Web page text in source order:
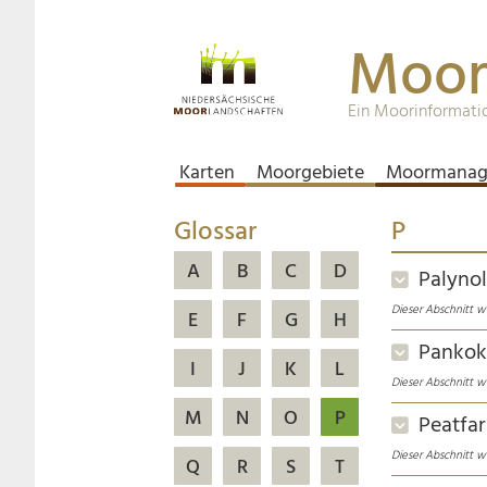
Ein
Karten Moorgebiete
Glossar
A B C
D
E
F G
H
I
J K
L
M
N O
P
Q
R S T
P
Dieser Abschnitt
Dieser Abschnitt
Dieser Abschnitt